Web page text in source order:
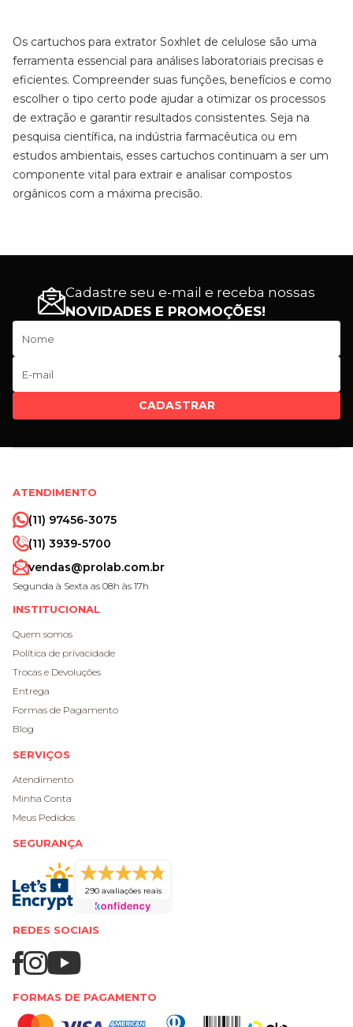
Os cartuchos para extrator Soxhlet de celulose são uma
ferramenta essencial para análises laboratoriais precisas e
eficientes. Compreender suas funções, benefícios e como
escolher o tipo certo pode ajudar a otimizar os processos
de extração e garantir resultados consistentes. Seja na
pesquisa científica, na indústria farmacêutica ou em
estudos ambientais, esses cartuchos continuam a ser um
componente vital para extrair e analisar compostos
orgânicos com a máxima precisão.
Cadastre seu e-mail e receba nossas
NOVIDADES E PROMOÇÕES!
CADASTRAR
ATENDIMENTO
(11) 97456-3075
(11) 3939-5700
vendas@prolab.com.br
Segunda à Sexta as 08h às 17h
INSTITUCIONAL
Quem somos
Política de privacidade
Trocas e Devoluções
Entrega
Formas de Pagamento
Blog
SERVIÇOS
Atendimento
Minha Conta
Meus Pedidos
SEGURANÇA
290 avaliações reais
REDES SOCIAIS
FORMAS DE PAGAMENTO